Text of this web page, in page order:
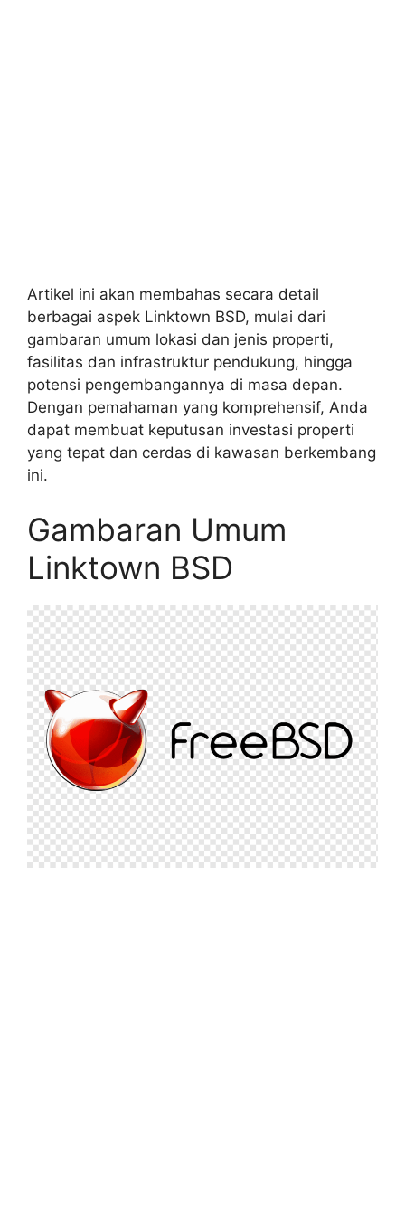
Artikel ini akan membahas secara detail
berbagai aspek Linktown BSD, mulai dari
gambaran umum lokasi dan jenis properti,
fasilitas dan infrastruktur pendukung, hingga
potensi pengembangannya di masa depan.
Dengan pemahaman yang komprehensif, Anda
dapat membuat keputusan investasi properti
yang tepat dan cerdas di kawasan berkembang
ini.
Gambaran Umum
Linktown BSD